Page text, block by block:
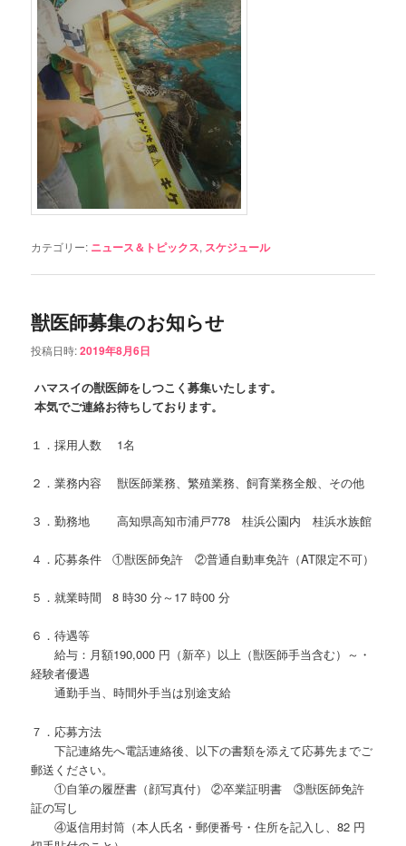
カテゴリー: ニュース＆トピックス, スケジュール
獣医師募集のお知らせ
投稿日時:2019年8月6日
ハマスイの獣医師をしつこく募集いたします。
本気でご連絡お待ちしております。
１．採用人数 1名
２．業務内容 獣医師業務、繁殖業務、飼育業務全般、その他
３．勤務地 高知県高知市浦戸778 桂浜公園内 桂浜水族館
４．応募条件 ①獣医師免許 ②普通自動車免許（AT限定不可）
５．就業時間 8 時30 分～17 時00 分
６．待遇等
給与：月額190,000 円（新卒）以上（獣医師手当含む）～・
経験者優遇
通勤手当、時間外手当は別途支給
７．応募方法
下記連絡先へ電話連絡後、以下の書類を添えて応募先までご
郵送ください。
①自筆の履歴書（顔写真付） ②卒業証明書 ③獣医師免許
証の写し
④返信用封筒（本人氏名・郵便番号・住所を記入し、82 円